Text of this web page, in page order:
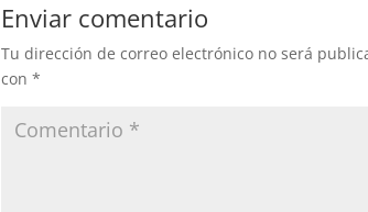
Enviar comentario
Tu dirección de correo electrónico no será
con *